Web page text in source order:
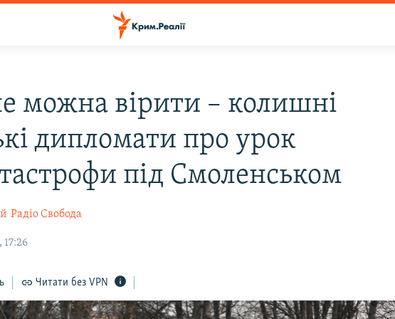
можна вірити – колишні
дипломати про урок
під Смоленськом
Радіо Свобода
17:26
Читати без VPN